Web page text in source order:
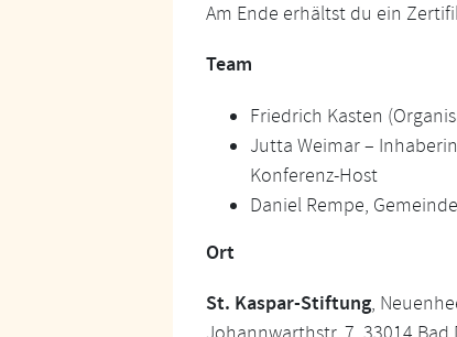
Am Ende erhältst du ein
Team
Friedrich Kasten
Jutta Weimar –
Konferenz-Host
Daniel Rempe,
Ort
St. Kaspar-Stiftung,